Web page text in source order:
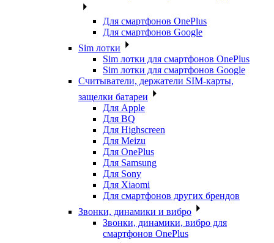
Для смартфонов OnePlus
Для смартфонов Google
Sim лотки
Sim лотки для смартфонов OnePlus
Sim лотки для смартфонов Google
Считыватели, держатели SIM-карты,
защелки батареи
Для Apple
Для BQ
Для Highscreen
Для Meizu
Для OnePlus
Для Samsung
Для Sony
Для Xiaomi
Для смартфонов других брендов
Звонки, динамики и вибро
Звонки, динамики, вибро для
смартфонов OnePlus